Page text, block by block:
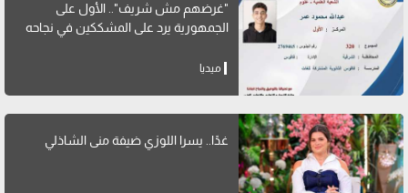
"غرضهم مش شريف".. الأول على
الجمهورية يرد على المشككين في نجاحه
ميديا
غدًا.. يسرا اللوزي ضيفة منى الشاذلي